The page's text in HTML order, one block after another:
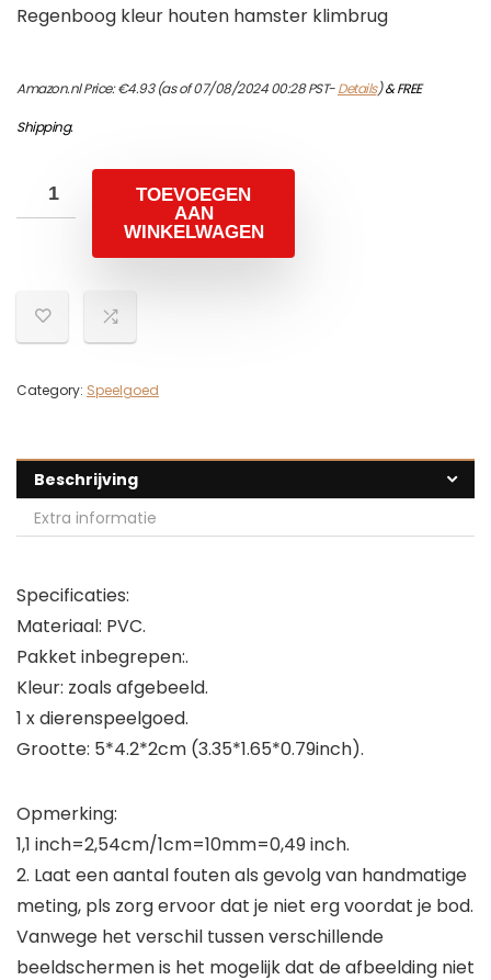
Regenboog kleur houten hamster klimbrug
Amazon.nl Price:€4.93(as of 07/08/2024 00:28 PST-Details)&FREE
Shipping.
TOEVOEGEN
AAN
WINKELWAGEN
Category: Speelgoed
Beschrijving
Extra informatie
Specificaties:
Materiaal: PVC.
Pakket inbegrepen:.
Kleur: zoals afgebeeld.
1 x dierenspeelgoed.
Grootte: 5*4.2*2cm (3.35*1.65*0.79inch).
Opmerking:
1,1 inch=2,54cm/1cm=10mm=0,49 inch.
2. Laat een aantal fouten als gevolg van handmatige
meting, pls zorg ervoor dat je niet erg voordat je bod.
Vanwege het verschil tussen verschillende
beeldschermen is het mogelijk dat de afbeelding niet